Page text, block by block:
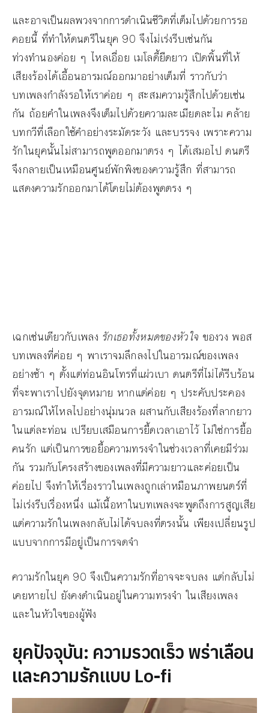
และอาจเป็นผลพวงจากการดำเนินชีวิตที่เต็มไปด้วยการรอ
คอยนี้ ที่ทำให้ดนตรีในยุค 90 จึงไม่เร่งรีบเช่นกัน
ท่วงทำนองค่อย ๆ ไหลเอื่อย เมโลดี้ยืดยาว เปิดพิ้นที่ให้
เสียงร้องได้เอื้อนอารมณ์ออกมาอย่างเต็มที่ ราวกับว่า
บทเพลงกำลังรอให้เราค่อย ๆ สะสมความรู้สึกไปด้วยเช่น
กัน ถ้อยคำในเพลงจึงเต็มไปด้วยความละเมียดละไม คล้าย
บทกวีที่เลือกใช้คำอย่างระมัดระวัง และบรรจง เพราะความ
รักในยุคนั้นไม่สามารถพูดออกมาตรง ๆ ได้เสมอไป ดนตรี
จึงกลายเป็นเหมือนศูนย์พักพิงของความรู้สึก ที่สามารถ
แสดงความรักออกมาได้โดยไม่ต้องพูดตรง ๆ
เฉกเช่นเดียวกับเพลง รักเธอทั้งหมดของหัวใจ ของวง พอส
บทเพลงที่ค่อย ๆ พาเราจมลึกลงไปในอารมณ์ของเพลง
อย่างช้า ๆ ตั้งแต่ท่อนอินโทรที่แผ่วเบา ดนตรีที่ไม่ได้รีบร้อน
ที่จะพาเราไปยังจุดหมาย หากแต่ค่อย ๆ ประคับประคอง
อารมณ์ให้ไหลไปอย่างนุ่มนวล ผสานกับเสียงร้องที่ลากยาว
ในแต่ละท่อน เปรียบเสมือนการยื้ดเวลาเอาไว้ ไม่ใช่การยื้อ
คนรัก แต่เป็นการขอยื้อความทรงจำในช่วงเวลาที่เคยมีร่วม
กัน รวมกับโครงสร้างของเพลงที่มีความยาวและค่อยเป็น
ค่อยไป จึงทำให้เรื่องราวในเพลงถูกเล่าหมือนภาพยนตร์ที่
ไม่เร่งรีบเรื่องหนึ่ง แม้เนื้อหาในบทเพลงจะพูดถึงการสูญเสีย
แต่ความรักในเพลงกลับไม่ได้จบลงที่ตรงนั้น เพียงเปลี่ยนรูป
แบบจากการมีอยู่เป็นการจดจำ
ความรักในยุค 90 จึงเป็นความรักที่อาจจะจบลง แต่กลับไม่
เคยหายไป ยังคงดำเนินอยู่ในความทรงจำ ในเสียงเพลง
และในหัวใจของผู้ฟัง
ยุคปัจจุบัน: ความรวดเร็ว พร่าเลือน
และความรักแบบ Lo-fi